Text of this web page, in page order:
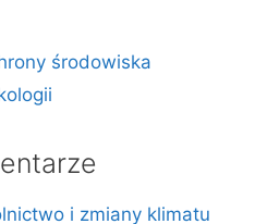
środowiska
i zmiany klimatu